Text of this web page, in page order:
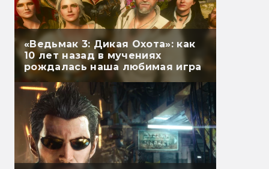
«Ведьмак 3: Дикая Охота»: как
10 лет назад в мучениях
рождалась наша любимая игра